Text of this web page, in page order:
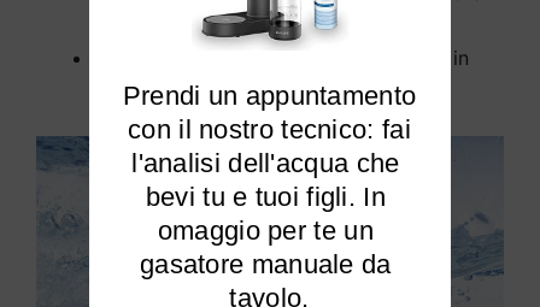
tua casa a Misano Adriatico;
Elimina cloro e calcare dalla tua acqua in
modo efficiente.
Prendi un appuntamento
l'analisi dell'acqua che
bevi tu e tuoi figli. In
omaggio per te un
gasatore manuale da
tavolo.